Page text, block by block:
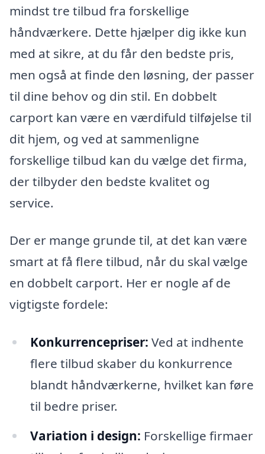
mindst tre tilbud fra forskellige
håndværkere. Dette hjælper dig ikke kun
med at sikre, at du får den bedste pris,
men også at finde den løsning, der passer
til dine behov og din stil. En dobbelt
carport kan være en værdifuld tilføjelse til
dit hjem, og ved at sammenligne
forskellige tilbud kan du vælge det firma,
der tilbyder den bedste kvalitet og
service.
Der er mange grunde til, at det kan være
smart at få flere tilbud, når du skal vælge
en dobbelt carport. Her er nogle af de
vigtigste fordele:
Konkurrencepriser: Ved at indhente
flere tilbud skaber du konkurrence
blandt håndværkerne, hvilket kan føre
til bedre priser.
Variation i design: Forskellige firmaer